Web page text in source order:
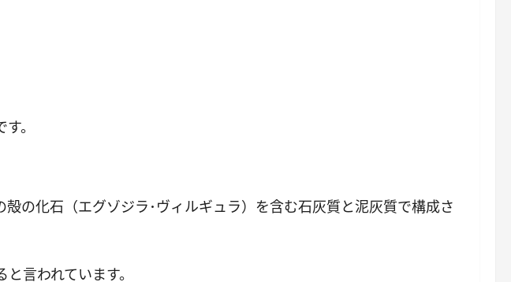
。
の化石（エグゾジラ･ヴィルギュラ）を含む石灰質と泥灰質で構成さ
言われています。